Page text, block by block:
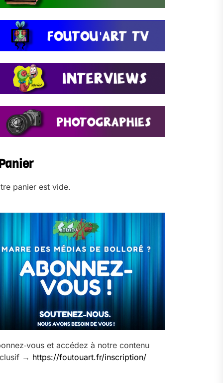
panier est vide.
et accédez à notre contenu
→ https://foutouart.fr/inscription/